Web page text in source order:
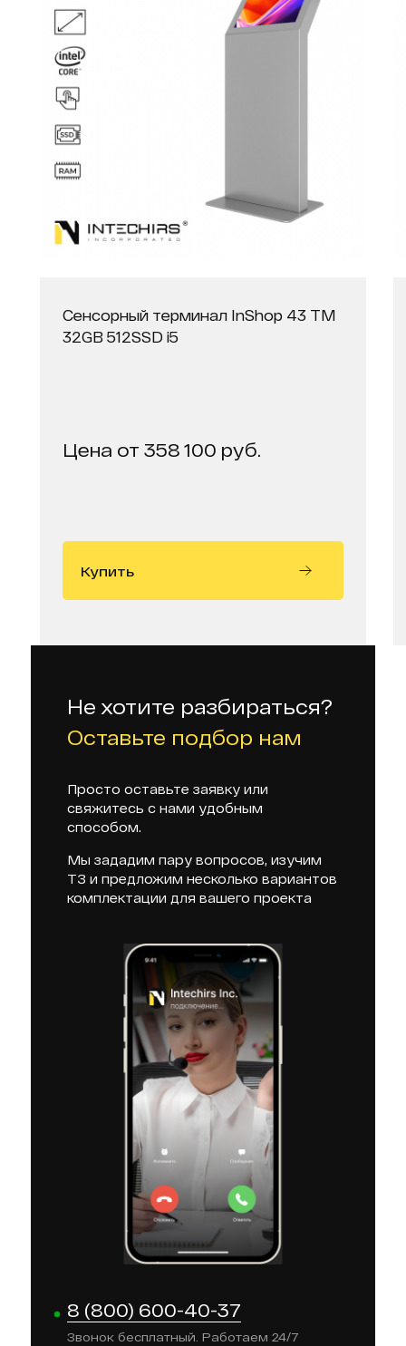
Сенсорный терминал InShop 43 ТМ
32GB 512SSD i5
Цена от 358 100 руб.
Купить
Не хотите разбираться?
Оставьте подбор нам
Просто оставьте заявку или
свяжитесь с нами удобным
способом.
Мы зададим пару вопросов, изучим
ТЗ и предложим несколько вариантов
комплектации для вашего проекта
8 (800) 600-40-37
Звонок бесплатный. Работаем 24/7